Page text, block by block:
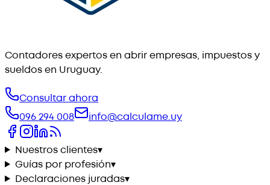
Contadores expertos en abrir empresas, impuestos y
sueldos en Uruguay.
Consultar ahora
096 294 008
info@calculame.uy
Nuestros clientes▾
Guías por profesión▾
Declaraciones juradas▾